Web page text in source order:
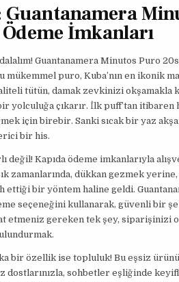
Guantanamera
İmkanları
Guantanamera Minutos Puro
puro, Kuba’nın en ikonik
tütün, damak zevkinizi okşamakla
yolculuğa çıkarır. İlk puff’tan itibaren
için birebir. Sanki sıcak bir yaz
bir his.
değil! Kapıda ödeme imkanlarıyla
zamanlarında, dükkan gezmek
bir yöntem haline geldi.
seçeneğini kullanarak, güvenli bir
etmeniz gereken tek şey, siparişinizi
bir özellik ise topluluk! Bu eşsiz ürünü
sohbetler eşliğinde